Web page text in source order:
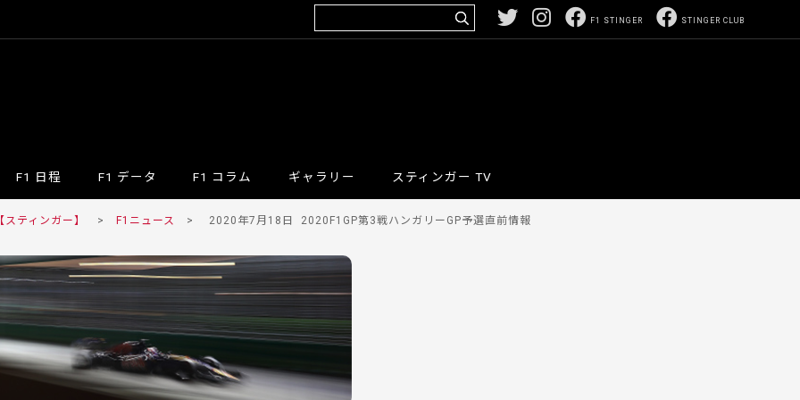
STINGER CLUB
F1 STINGER
F1 日程 F1 データ F1 コラム ギャラリー スティンガー TV
ティンガー】 > F1ニュース > 2020年7月18日 2020F1GP第3戦ハンガリーGP予選直前情報